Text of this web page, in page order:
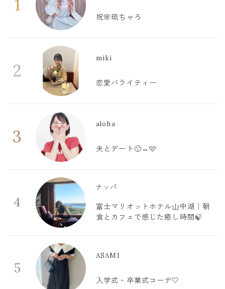
1
祝🌸琉ちゃろ
2
miki
恋愛バライティー
3
aloha
夫とデート🙂‍↔️🩷
4
ナッパ
富士マリオットホテル山中湖｜朝
食とカフェで感じた癒し時間🍃
5
ASAMI
入学式・卒業式コーデ🤍